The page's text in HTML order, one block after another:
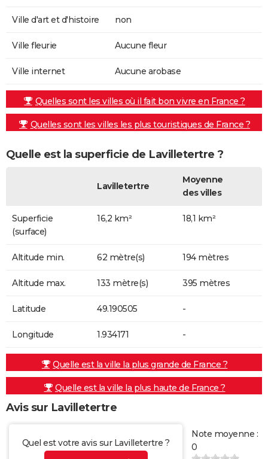
Ville d'art et d'histoire non
Ville fleurie Aucune fleur
Ville internet Aucune arobase
Quelles sont les villes où il fait bon vivre en France ?
Quelles sont les villes les plus touristiques de France ?
Quelle est la superficie de Lavilletertre ?
Lavilletertre
Moyenne
des villes
Superficie
(surface)
16,2 km² 18,1 km²
Altitude min. 62 mètre(s) 194 mètres
Altitude max. 133 mètre(s) 395 mètres
Latitude 49.190505 -
Longitude 1.934171 -
Quelle est la ville la plus grande de France ?
Quelle est la ville la plus haute de France ?
Avis sur Lavilletertre
Quel est votre avis sur Lavilletertre ?
Note moyenne :
0